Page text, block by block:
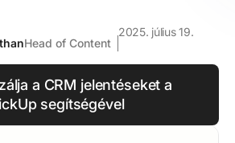
Head of Content
2025. július 19.
a CRM jelentéseket a
segítségével